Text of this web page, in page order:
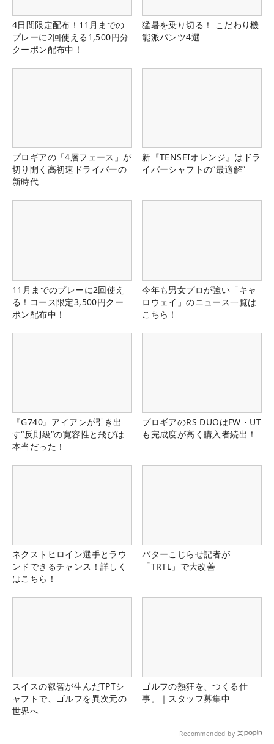
4日間限定配布！11月までの
プレーに2回使える1,500円分
クーポン配布中！
猛暑を乗り切る！ こだわり機
能派パンツ4選
プロギアの「4層フェース」が
切り開く高初速ドライバーの
新時代
新『TENSEIオレンジ』はドラ
イバーシャフトの“最適解”
11月までのプレーに2回使え
る！コース限定3,500円クー
ポン配布中！
今年も男女プロが強い「キャ
ロウェイ」のニュース一覧は
こちら！
『G740』アイアンが引き出
す“反則級”の寛容性と飛びは
本当だった！
プロギアのRS DUOはFW・UT
も完成度が高く購入者続出！
ネクストヒロイン選手とラウ
ンドできるチャンス！詳しく
はこちら！
パターこじらせ記者が
「TRTL」で大改善
スイスの叡智が生んだTPTシ
ャフトで、ゴルフを異次元の
世界へ
ゴルフの熱狂を、つくる仕
事。｜スタッフ募集中
Recommended by